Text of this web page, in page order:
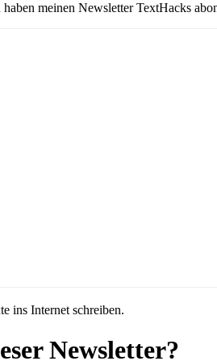
meinen Newsletter TextHacks
ins Internet schreiben.
Newsletter?